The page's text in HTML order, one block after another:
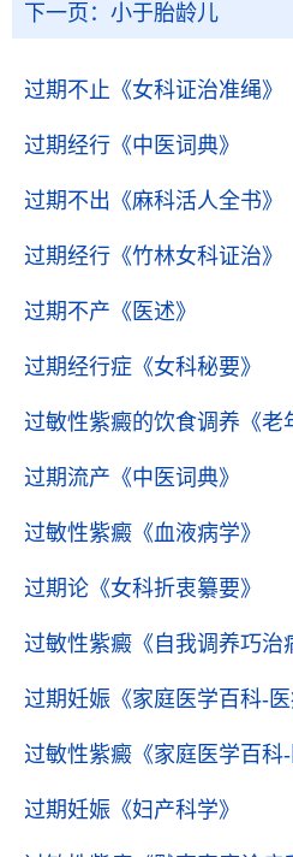
下一页： 小于胎龄儿
过期不止 《女科证治准绳》
过期经行 《中医词典》
过期不出 《麻科活人全书》
过期经行 《竹林女科证治》
过期不产 《医述》
过期经行症 《女科秘要》
过敏性紫癜的饮食调养 《
过期流产 《中医词典》
过敏性紫癜 《血液病学》
过期论 《女科折衷纂要》
过敏性紫癜 《自我调养巧治
过期妊娠 《家庭医学百科-
过敏性紫癜 《家庭医学百科
过期妊娠 《妇产科学》